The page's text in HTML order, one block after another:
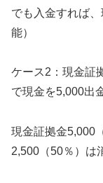
でも入金すれば
能）
ケース2：現金証
で現金を5,000出
現金証拠金5,000
2,500（50％）は